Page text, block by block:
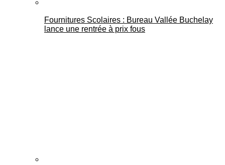
Fournitures Scolaires : Bureau Vallée Buchelay
lance une rentrée à prix fous